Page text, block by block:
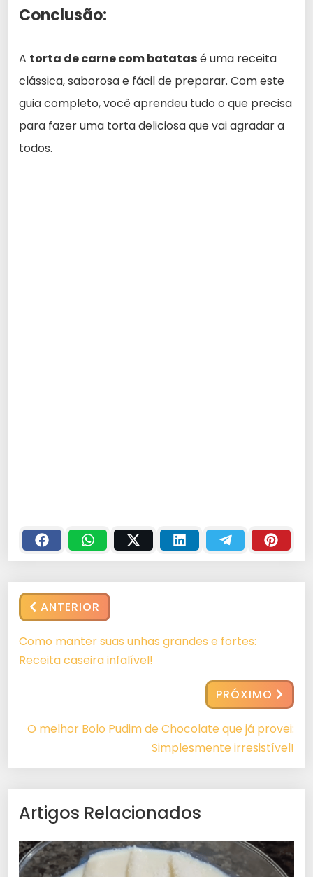
Conclusão:
A torta de carne com batatasé uma receita
clássica, saborosa e fácil de preparar. Com este
guia completo, você aprendeu tudo o que precisa
para fazer uma torta deliciosa que vai agradar a
todos.
ANTERIOR
Como manter suas unhas grandes e fortes:
Receita caseira infalível!
PRÓXIMO
O melhor Bolo Pudim de Chocolate que já provei:
Simplesmente irresistível!
Artigos Relacionados